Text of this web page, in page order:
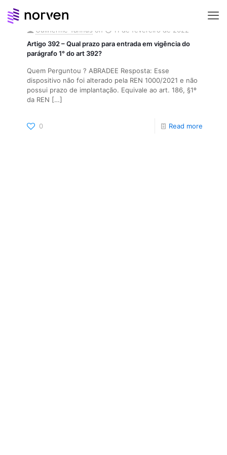
Guilherme Tannus on
11 de fevereiro de 2022
Artigo 392 – Qual prazo para entrada em vigência do
parágrafo 1° do art 392?
Quem Perguntou ? ABRADEE Resposta: Esse
dispositivo não foi alterado pela REN 1000/2021 e não
possui prazo de implantação. Equivale ao art. 186, §1º
da REN […]
0 Read more